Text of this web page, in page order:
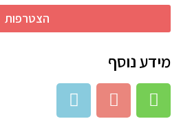
הצטרפות
מידע נוסף